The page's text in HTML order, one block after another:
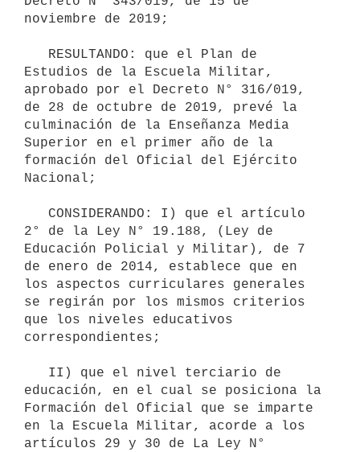
noviembre de 2019;
Estudios de la Escuela Militar,
aprobado por el Decreto N° 316/019,
de 28 de octubre de 2019, prevé la
culminación de la Enseñanza Media
Superior en el primer año de la
formación del Oficial del Ejército
Nacional;
2° de la Ley N° 19.188, (Ley de
Educación Policial y Militar), de 7
de enero de 2014, establece que en
los aspectos curriculares generales
se regirán por los mismos criterios
que los niveles educativos
correspondientes;
educación, en el cual se posiciona la
Formación del Oficial que se imparte
en la Escuela Militar, acorde a los
artículos 29 y 30 de La Ley N°